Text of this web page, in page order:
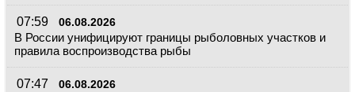
07:59 06.08.2026
В России унифицируют границы рыболовных участков и
правила воспроизводства рыбы
07:47 06.08.2026